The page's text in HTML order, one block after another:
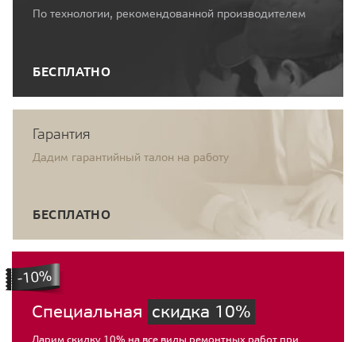
По технологии, рекомендованной производителем
БЕСПЛАТНО
Гарантия
Дадим гарантийный талон на работу
БЕСПЛАТНО
Специальная скидка 10%
Дарим скидку 10% на все виды ремонтных работ при